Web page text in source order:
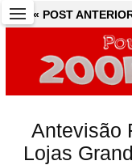
« POST
Antevisão
Lojas
« POST